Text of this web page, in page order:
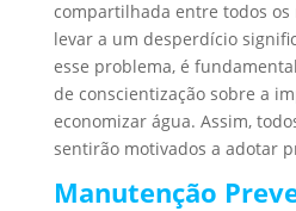
compartilhada entre todos os
levar a um desperdício
esse problema, é
de conscientização sobre a
economizar água. Assim,
sentirão motivados a adotar
Manutenção